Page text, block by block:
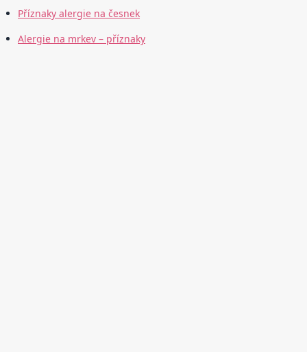
Příznaky alergie na česnek
Alergie na mrkev – příznaky